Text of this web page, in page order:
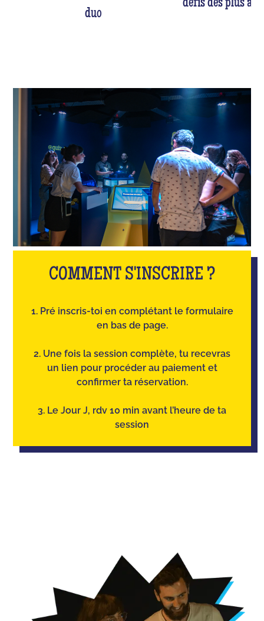
duo
défis des plus
COMMENT S'INSCRIRE ?
1. Pré inscris-toi en complétant le formulaire
en bas de page.
2. Une fois la session complète, tu recevras
un lien pour procéder au paiement et
confirmer ta réservation.
3. Le Jour J, rdv 10 min avant l’heure de ta
session